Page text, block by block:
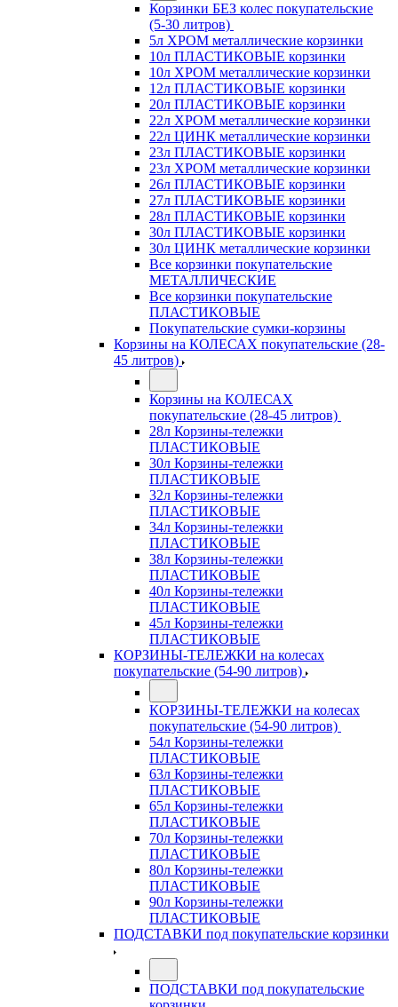
Корзинки БЕЗ колес покупательские
(5-30 литров)
5л ХРОМ металлические корзинки
10л ПЛАСТИКОВЫЕ корзинки
10л ХРОМ металлические корзинки
12л ПЛАСТИКОВЫЕ корзинки
20л ПЛАСТИКОВЫЕ корзинки
22л ХРОМ металлические корзинки
22л ЦИНК металлические корзинки
23л ПЛАСТИКОВЫЕ корзинки
23л ХРОМ металлические корзинки
26л ПЛАСТИКОВЫЕ корзинки
27л ПЛАСТИКОВЫЕ корзинки
28л ПЛАСТИКОВЫЕ корзинки
30л ПЛАСТИКОВЫЕ корзинки
30л ЦИНК металлические корзинки
Все корзинки покупательские
МЕТАЛЛИЧЕСКИЕ
Все корзинки покупательские
ПЛАСТИКОВЫЕ
Покупательские сумки-корзины
Корзины на КОЛЕСАХ покупательские (28-
45 литров)
Корзины на КОЛЕСАХ
покупательские (28-45 литров)
28л Корзины-тележки
ПЛАСТИКОВЫЕ
30л Корзины-тележки
ПЛАСТИКОВЫЕ
32л Корзины-тележки
ПЛАСТИКОВЫЕ
34л Корзины-тележки
ПЛАСТИКОВЫЕ
38л Корзины-тележки
ПЛАСТИКОВЫЕ
40л Корзины-тележки
ПЛАСТИКОВЫЕ
45л Корзины-тележки
ПЛАСТИКОВЫЕ
КОРЗИНЫ-ТЕЛЕЖКИ на колесах
покупательские (54-90 литров)
КОРЗИНЫ-ТЕЛЕЖКИ на колесах
покупательские (54-90 литров)
54л Корзины-тележки
ПЛАСТИКОВЫЕ
63л Корзины-тележки
ПЛАСТИКОВЫЕ
65л Корзины-тележки
ПЛАСТИКОВЫЕ
70л Корзины-тележки
ПЛАСТИКОВЫЕ
80л Корзины-тележки
ПЛАСТИКОВЫЕ
90л Корзины-тележки
ПЛАСТИКОВЫЕ
ПОДСТАВКИ под покупательские корзинки
ПОДСТАВКИ под покупательские